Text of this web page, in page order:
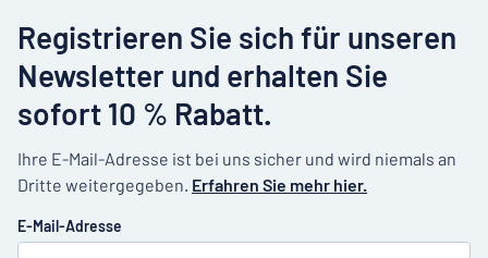
Registrieren Sie sich für unseren
Newsletter und erhalten Sie
sofort 10 % Rabatt.
Ihre E-Mail-Adresse ist bei uns sicher und wird niemals an
Dritte weitergegeben. Erfahren Sie mehr hier.
E-Mail-Adresse